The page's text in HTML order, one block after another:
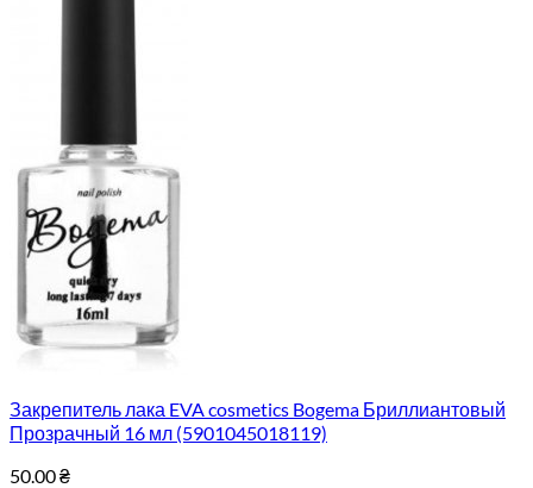
Закрепитель лака EVA cosmetics Bogema Бриллиантовый
Прозрачный 16 мл (5901045018119)
50.00₴